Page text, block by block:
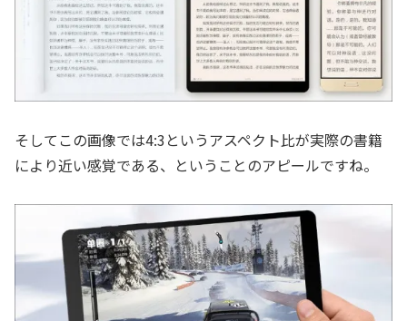
そしてこの画像では4:3というアスペクト比が実際の書籍
により近い感覚である、ということのアピールですね。